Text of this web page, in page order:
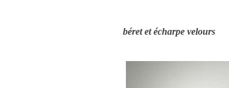
béret et écharpe velours